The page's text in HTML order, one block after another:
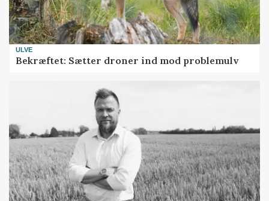
ULVE
Bekræftet: Sætter droner ind mod problemulv